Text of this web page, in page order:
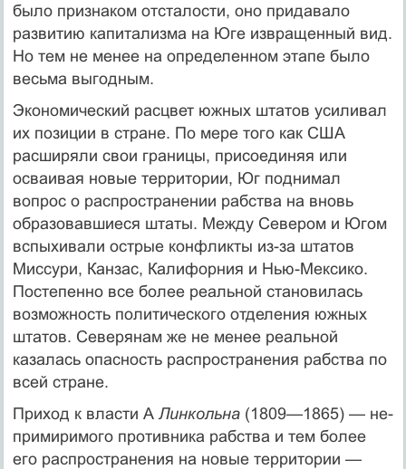
было признаком отсталос­ти, оно придавало
развитию капитализма на Юге из­вращенный вид.
Но тем не менее на определенном эта­пе было
весьма выгодным.
Экономический расцвет южных штатов усиливал
их позиции в стране. По мере того как США
расширя­ли свои границы, присоединяя или
осваивая новые территории, Юг поднимал
вопрос о распространении рабства на вновь
образовавшиеся штаты. Между Севе­ром и Югом
вспыхивали острые конфликты из-за шта­тов
Миссури, Канзас, Калифорния и Нью-Мексико.
Постепенно все более реальной становилась
возможность политического отделения южных
штатов. Севе­рянам же не менее реальной
казалась опасность рас­пространения рабства по
всей стране.
Приход к власти А Линкольна (1809—1865) — не­
примиримого противника рабства и тем более
его рас­пространения на новые территории —